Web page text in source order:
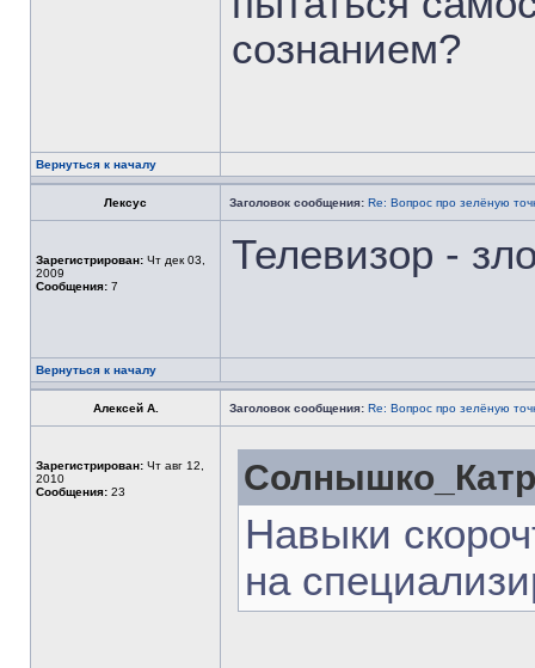
сознанием?
Вернуться к началу
Лексус Заголовок сообщения: Re: Вопрос про зелёную
Зарегистрирован: Чт дек 03,
2009
Сообщения: 7
Телевизор -
Вернуться к началу
Алексей А. Заголовок сообщения: Re: Вопрос про зелёную
Зарегистрирован: Чт авг 12,
2010
Сообщения: 23
Навыки
на